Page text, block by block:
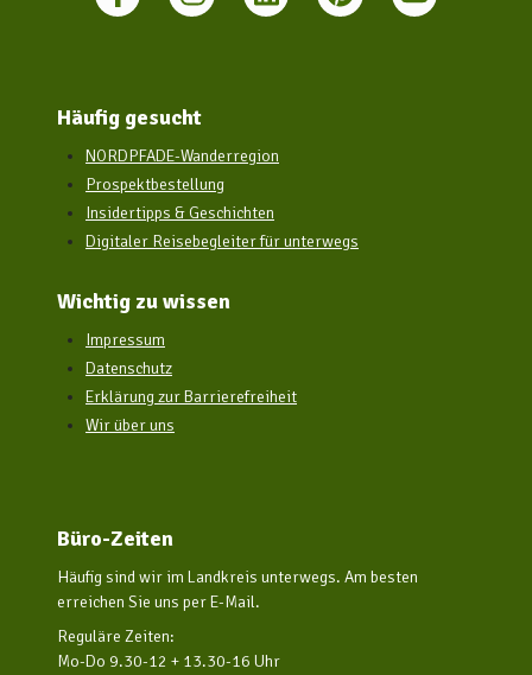
Häufig gesucht
NORDPFADE-Wanderregion
Prospektbestellung
Insidertipps & Geschichten
Digitaler Reisebegleiter für unterwegs
Wichtig zu wissen
Impressum
Datenschutz
Erklärung zur Barrierefreiheit
Wir über uns
Büro-Zeiten
Häufig sind wir im Landkreis unterwegs. Am besten
erreichen Sie uns per E-Mail.
Reguläre Zeiten:
Mo-Do 9.30-12 + 13.30-16 Uhr